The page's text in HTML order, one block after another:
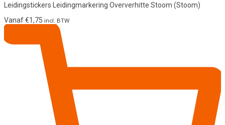
Leidingstickers Leidingmarkering Oververhitte Stoom (Stoom)
Vanaf€1,75 incl. BTW